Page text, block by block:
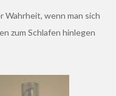
zum Schlafen hinlegen